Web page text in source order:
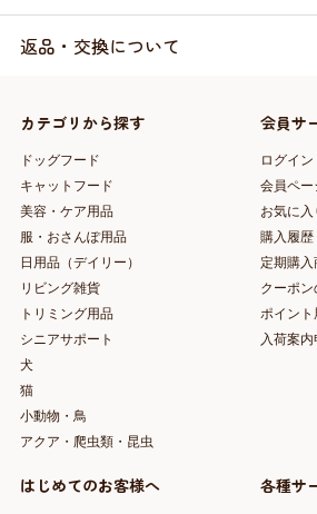
返品・交換について
カテゴリから探す
ドッグフード
キャットフード
美容・ケア用品
服・おさんぽ用品
日用品（デイリー）
リビング雑貨
トリミング用品
シニアサポート
犬
猫
小動物・鳥
アクア・爬虫類・昆虫
会員サ
ログイン
会員ペー
お気に入
購入履歴
定期購
クーポ
ポイント
入荷案
はじめてのお客様へ 各種サ